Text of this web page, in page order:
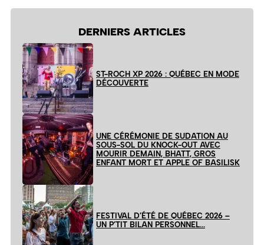
DERNIERS ARTICLES
ST-ROCH XP 2026 : QUÉBEC EN MODE
DÉCOUVERTE
UNE CÉRÉMONIE DE SUDATION AU
SOUS-SOL DU KNOCK-OUT AVEC
MOURIR DEMAIN, BHATT, GROS
ENFANT MORT ET APPLE OF BASILISK
FESTIVAL D’ÉTÉ DE QUÉBEC 2026 –
UN P’TIT BILAN PERSONNEL…